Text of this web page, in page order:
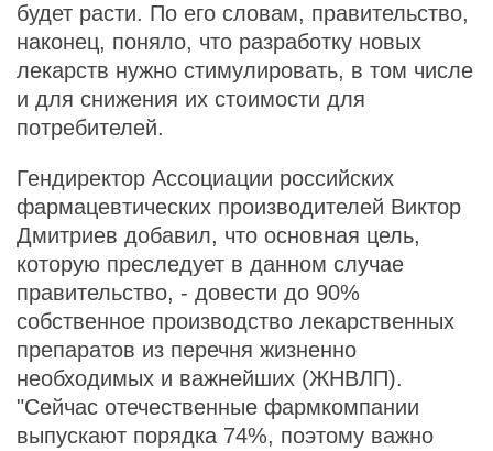
будет расти. По его словам, правительство,
наконец, поняло, что разработку новых
лекарств нужно стимулировать, в том числе
и для снижения их стоимости для
потребителей.
Гендиректор Ассоциации российских
фармацевтических производителей Виктор
Дмитриев добавил, что основная цель,
которую преследует в данном случае
правительство, - довести до 90%
собственное производство лекарственных
препаратов из перечня жизненно
необходимых и важнейших (ЖНВЛП).
"Сейчас отечественные фармкомпании
выпускают порядка 74%, поэтому важно